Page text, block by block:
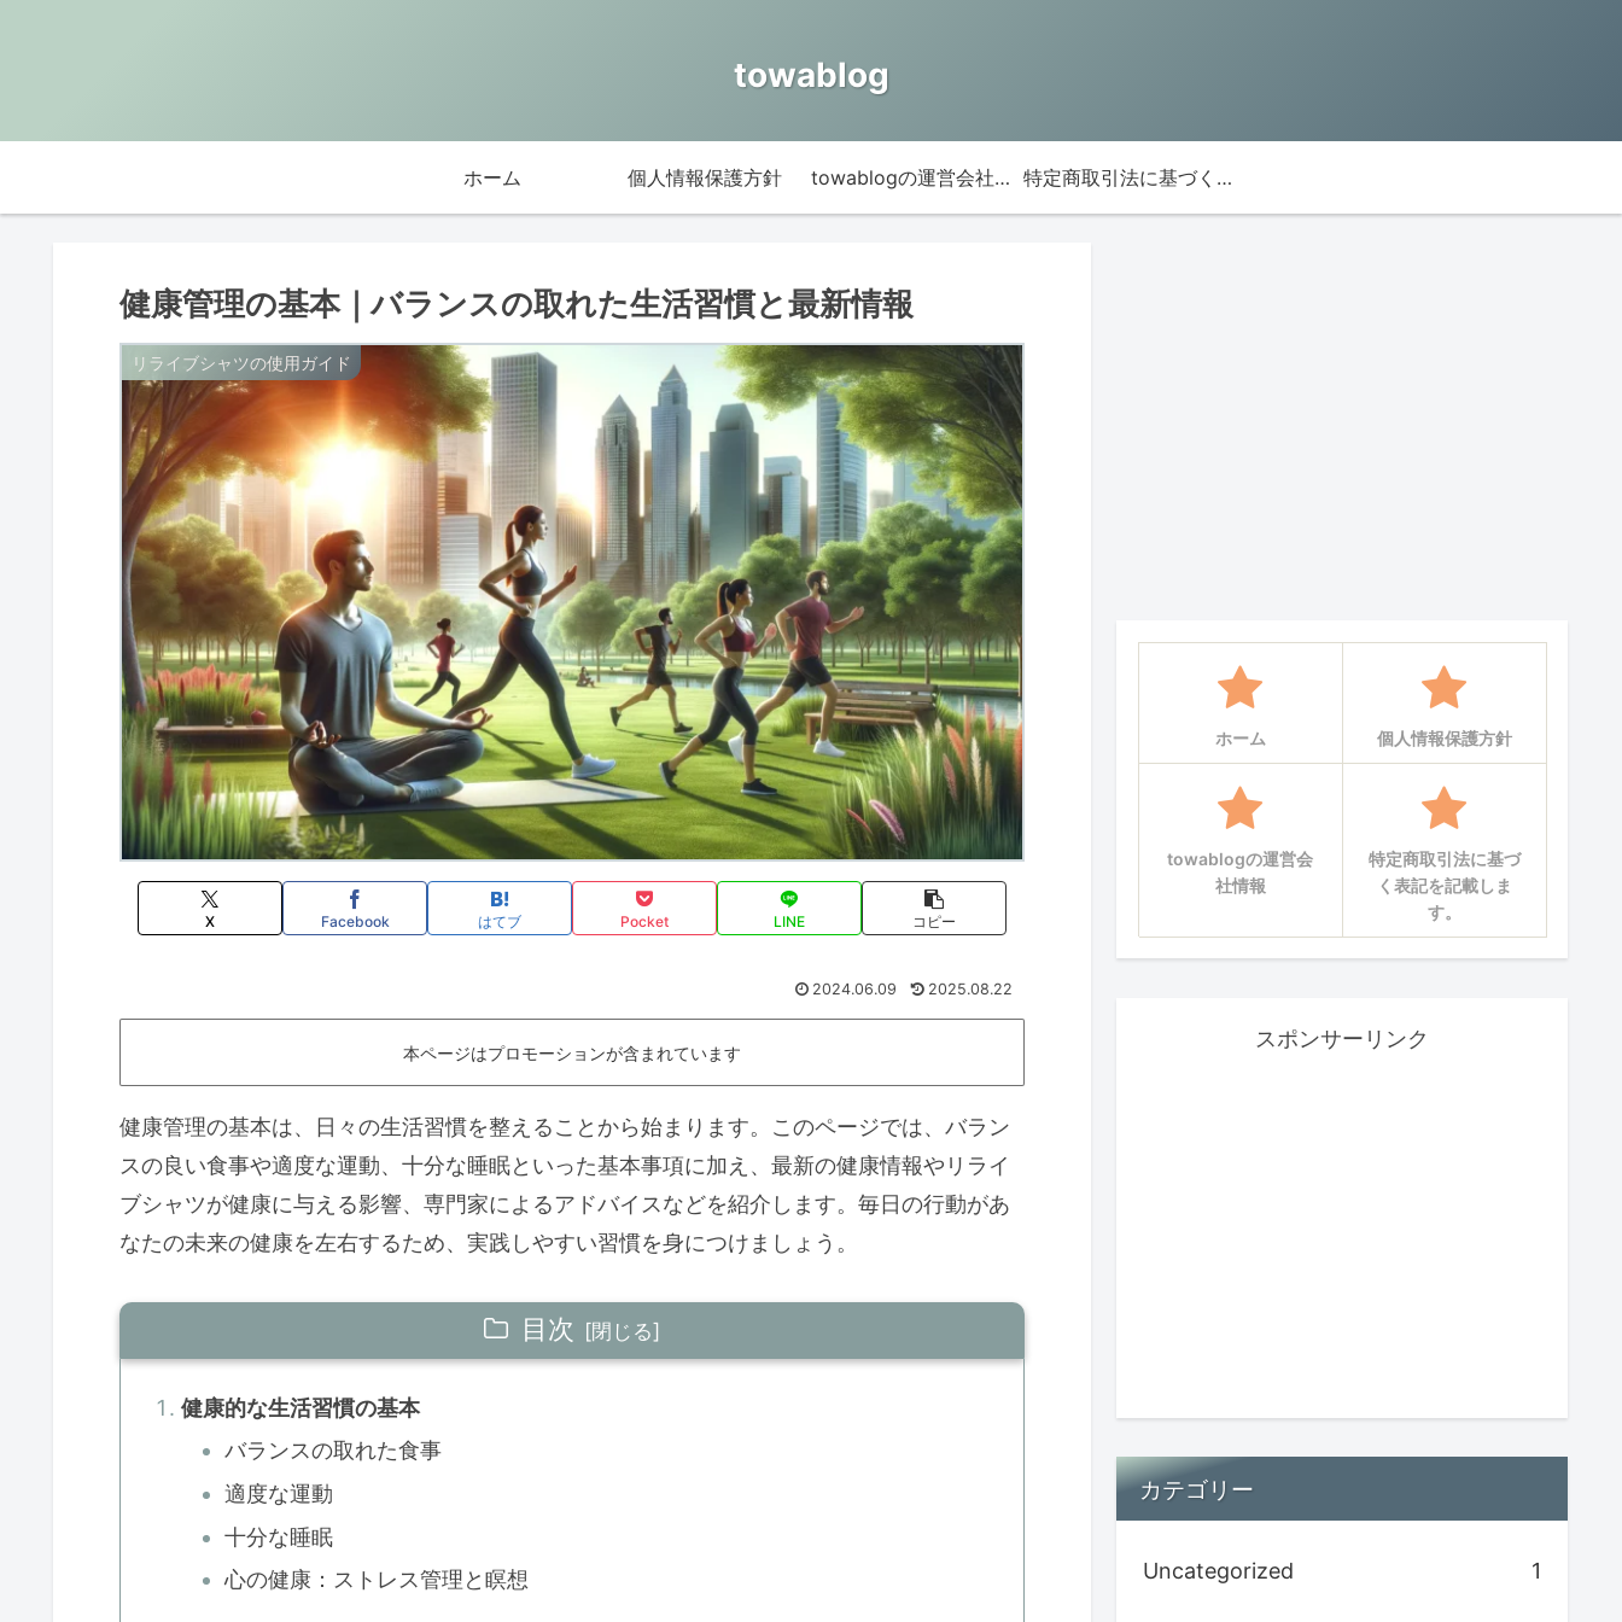
towablog
ホーム 個人情報保護方針 towablogの運営会社情報 特定商取引法に基づく表記を記載します。
健康管理の基本｜バランスの取れた生活習慣と最新情報
リライブシャツの使用ガイド
X Facebook はてブ Pocket LINE コピー
2024.06.09 2025.08.22
本ページはプロモーションが含まれています
健康管理の基本は、日々の生活習慣を整えることから始まります。このページでは、バラン
スの良い食事や適度な運動、十分な睡眠といった基本事項に加え、最新の健康情報やリライ
ブシャツが健康に与える影響、専門家によるアドバイスなどを紹介します。毎日の行動があ
なたの未来の健康を左右するため、実践しやすい習慣を身につけましょう。
目次
健康的な生活習慣の基本
バランスの取れた食事
適度な運動
十分な睡眠
心の健康：ストレス管理と瞑想
ホーム 個人情報保護方針
towablogの運営会
社情報
特定商取引法に基づ
く表記を記載しま
す。
スポンサーリンク
カテゴリー
Uncategorized 1